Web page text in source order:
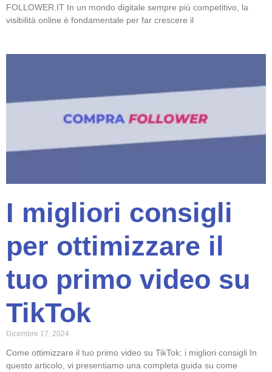
FOLLOWER.IT In un mondo digitale sempre più competitivo, la
visibilità online è fondamentale per far crescere il
I migliori consigli
per ottimizzare il
tuo primo video su
TikTok
Dicembre 17, 2024
Come ottimizzare il tuo primo video su TikTok: i migliori consigli In
questo articolo, vi presentiamo una completa guida su come